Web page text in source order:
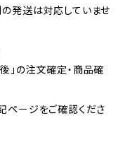
発送は対応していませ
」の注文確定・商品確
ページをご確認くださ